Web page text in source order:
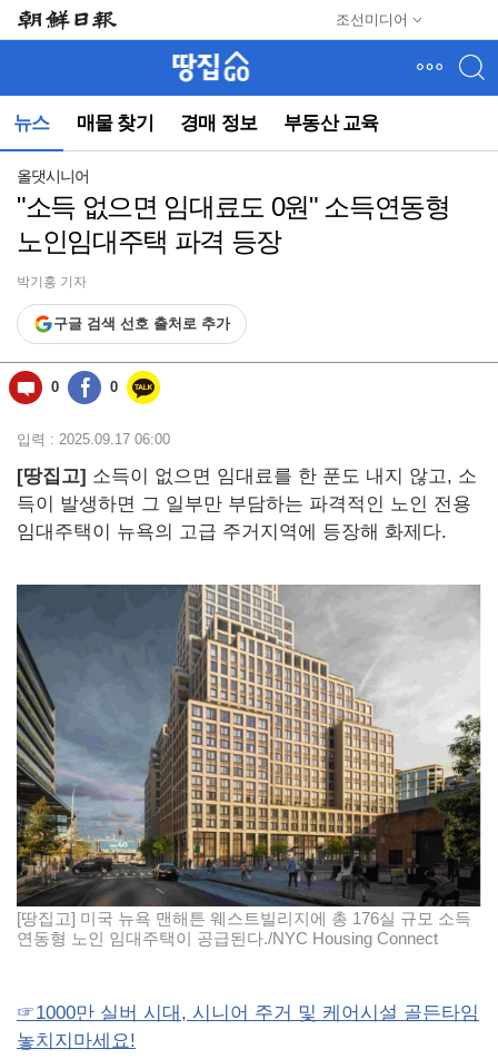
조선미디어
뉴스 매물 찾기 경매 정보 부동산 교육
뉴
(컨
동)
올댓시니어
"소득 없으면 임대료도 0원" 소득연동형
노인임대주택 파격 등장
박기홍 기자
구글 검색 선호 출처로 추가
0 0
입력 : 2025.09.17 06:00
[땅집고] 소득이 없으면 임대료를 한 푼도 내지 않고, 소
득이 발생하면 그 일부만 부담하는 파격적인 노인 전용
임대주택이 뉴욕의 고급 주거지역에 등장해 화제다.
[땅집고] 미국 뉴욕 맨해튼 웨스트빌리지에 총 176실 규모 소득
연동형 노인 임대주택이 공급된다./NYC Housing Connect
☞1000만 실버 시대, 시니어 주거 및 케어시설 골든타임
놓치지마세요!